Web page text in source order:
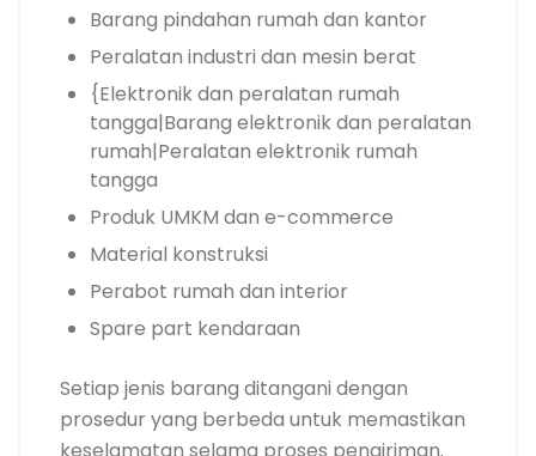
Barang pindahan rumah dan kantor
Peralatan industri dan mesin berat
{Elektronik dan peralatan rumah
tangga|Barang elektronik dan peralatan
rumah|Peralatan elektronik rumah
tangga
Produk UMKM dan e-commerce
Material konstruksi
Perabot rumah dan interior
Spare part kendaraan
Setiap jenis barang ditangani dengan
prosedur yang berbeda untuk memastikan
keselamatan selama proses pengiriman.